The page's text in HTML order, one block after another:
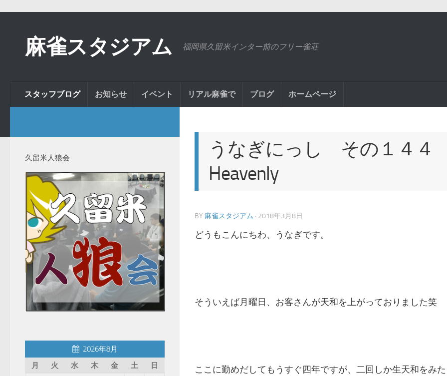
麻雀スタジアム 福岡県久留米インター前のフリー雀荘
スタッフブログ お知らせ イベント リアル麻雀で ブログ ホームページ
うなぎにっし その１４４
Heavenly
BY 麻雀スタジアム · 2018年3月8日
どうもこんにちわ、うなぎです。
そういえば月曜日、お客さんが天和を上がっておりました笑
ここに勤めだしてもうすぐ四年ですが、二回しか生天和をみ
久留米人狼会
2026年8月
月
火 水 木 金 土 日